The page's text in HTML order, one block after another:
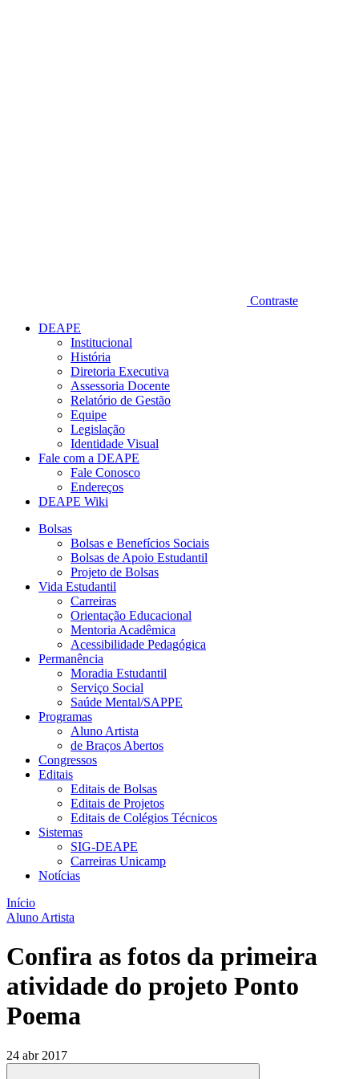
Contraste
DEAPE
Institucional
História
Diretoria Executiva
Assessoria Docente
Relatório de Gestão
Equipe
Legislação
Identidade Visual
Fale com a DEAPE
Fale Conosco
Endereços
DEAPE Wiki
Bolsas
Bolsas e Benefícios Sociais
Bolsas de Apoio Estudantil
Projeto de Bolsas
Vida Estudantil
Carreiras
Orientação Educacional
Mentoria Acadêmica
Acessibilidade Pedagógica
Permanência
Moradia Estudantil
Serviço Social
Saúde Mental/SAPPE
Programas
Aluno Artista
de Braços Abertos
Congressos
Editais
Editais de Bolsas
Editais de Projetos
Editais de Colégios Técnicos
Sistemas
SIG-DEAPE
Carreiras Unicamp
Notícias
Início
Aluno Artista
Confira as fotos da primeira
atividade do projeto Ponto
Poema
24 abr 2017